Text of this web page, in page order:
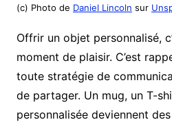
(c) Photo de Daniel Lincoln sur
Offrir un objet personnalisé,
moment de plaisir. C’est
toute stratégie de
de partager. Un mug, un T-
personnalisée deviennent